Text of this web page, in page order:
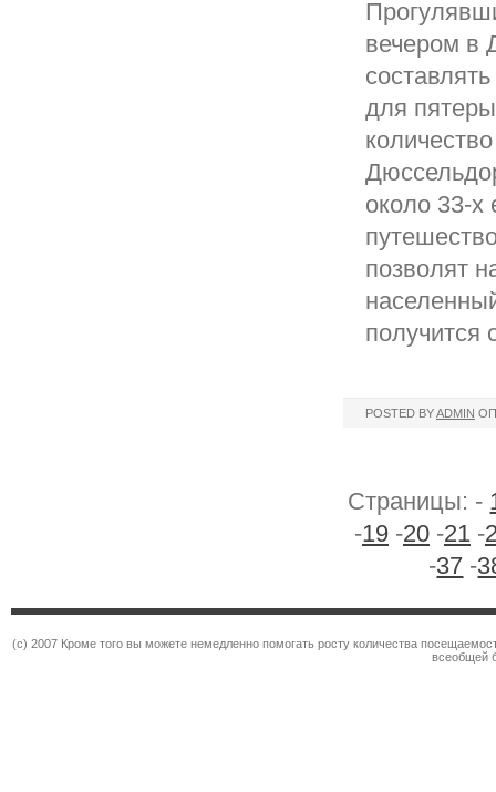
вечером в
для
около 33-х
позволят
получится
POSTED BYADMIN
Страницы: -
-19 -20 -21 -
-37 -
(c) 2007 Кроме того вы можете немедленно помогать росту количества
всеобщей